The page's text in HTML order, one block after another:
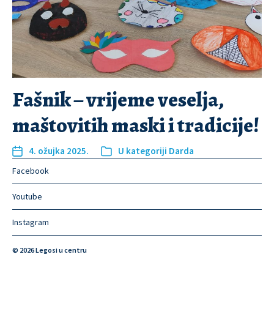
Fašnik – vrijeme veselja,
maštovitih maski i tradicije!
4. ožujka 2025. U kategoriji Darda
Facebook
Youtube
Instagram
© 2026Legosi u centru